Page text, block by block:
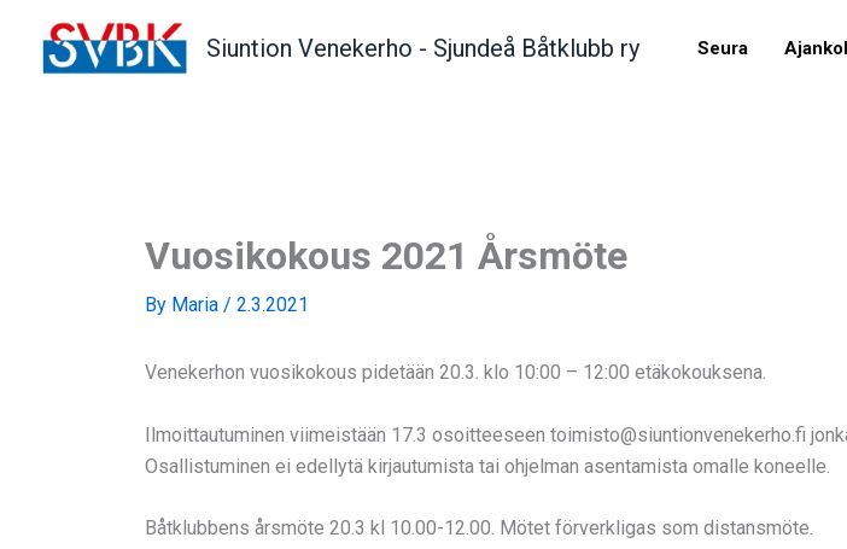
content
Siuntion Venekerho - Sjundeå Båtklubb ry Seura
Vuosikokous 2021 Årsmöte
By Maria / 2.3.2021
Venekerhon vuosikokous pidetään 20.3. klo 10:00 – 12:00 etäkokouksena.
Ilmoittautuminen viimeistään 17.3 osoitteeseen toimisto@siuntionvenekerho.fi
Osallistuminen ei edellytä kirjautumista tai ohjelman asentamista omalle koneelle.
Båtklubbens årsmöte 20.3 kl 10.00-12.00. Mötet förverkligas som distansmöte.